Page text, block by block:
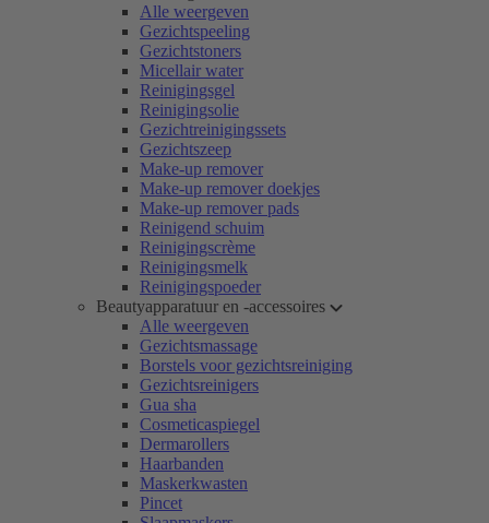
Alle weergeven
Gezichtspeeling
Gezichtstoners
Micellair water
Reinigingsgel
Reinigingsolie
Gezichtreinigingssets
Gezichtszeep
Make-up remover
Make-up remover doekjes
Make-up remover pads
Reinigend schuim
Reinigingscrème
Reinigingsmelk
Reinigingspoeder
Beautyapparatuur en -accessoires
Alle weergeven
Gezichtsmassage
Borstels voor gezichtsreiniging
Gezichtsreinigers
Gua sha
Cosmeticaspiegel
Dermarollers
Haarbanden
Maskerkwasten
Pincet